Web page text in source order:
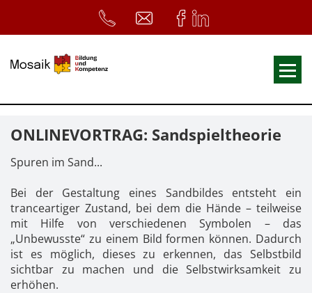
Ausbildungen
33. Heilpädagogischer Tag
Symposium
ReferentInnen
Infos
Home
ONLINEVORTRAG: Sandspieltheorie
Spuren im Sand...
Bei der Gestaltung eines Sandbildes entsteht ein
tranceartiger Zustand, bei dem die Hände – teilweise
mit Hilfe von verschiedenen Symbolen – das
„Unbewusste“ zu einem Bild formen können. Dadurch
ist es möglich, dieses zu erkennen, das Selbstbild
sichtbar zu machen und die Selbstwirksamkeit zu
erhöhen.